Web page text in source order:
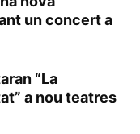
un concert a
“La
a nou teatres